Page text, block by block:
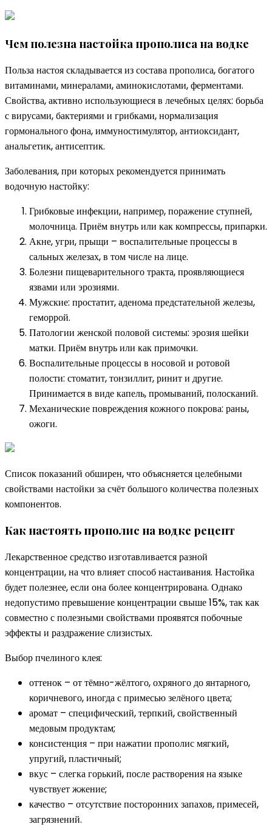
Чем полезна настойка прополиса на водке
Польза настоя складывается из состава прополиса, богатого
витаминами, минералами, аминокислотами, ферментами.
Свойства, активно использующиеся в лечебных целях: борьба
с вирусами, бактериями и грибками, нормализация
гормонального фона, иммуностимулятор, антиоксидант,
анальгетик, антисептик.
Заболевания, при которых рекомендуется принимать
водочную настойку:
Грибковые инфекции, например, поражение ступней,
молочница. Приём внутрь или как компрессы, припарки.
Акне, угри, прыщи – воспалительные процессы в
сальных железах, в том числе на лице.
Болезни пищеварительного тракта, проявляющиеся
язвами или эрозиями.
Мужские: простатит, аденома предстательной железы,
геморрой.
Патологии женской половой системы: эрозия шейки
матки. Приём внутрь или как примочки.
Воспалительные процессы в носовой и ротовой
полости: стоматит, тонзиллит, ринит и другие.
Принимается в виде капель, промываний, полосканий.
Механические повреждения кожного покрова: раны,
ожоги.
Список показаний обширен, что объясняется целебными
свойствами настойки за счёт большого количества полезных
компонентов.
Как настоять прополис на водке рецепт
Лекарственное средство изготавливается разной
концентрации, на что влияет способ настаивания. Настойка
будет полезнее, если она более концентрирована. Однако
недопустимо превышение концентрации свыше 15%, так как
совместно с полезными свойствами проявятся побочные
эффекты и раздражение слизистых.
Выбор пчелиного клея:
оттенок – от тёмно-жёлтого, охряного до янтарного,
коричневого, иногда с примесью зелёного цвета;
аромат – специфический, терпкий, свойственный
медовым продуктам;
консистенция – при нажатии прополис мягкий,
упругий, пластичный;
вкус – слегка горький, после растворения на языке
чувствует жжение;
качество – отсутствие посторонних запахов, примесей,
загрязнений.